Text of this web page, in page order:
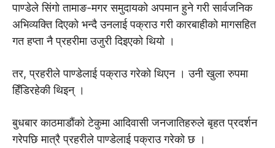
पाण्डेले सिंगो तामाङ-मगर समुदायको अपमान हुने गरी सार्वजनिक
अभिव्यक्ति दिएको भन्दै उनलाई पक्राउ गरी कारबाहीकाे मागसहित
गत हप्ता नै प्रहरीमा उजुरी दिइएको थियो ।
तर, प्रहरीले पाण्डेलाई पक्राउ गरेको थिएन । उनी खुला रुपमा
हिँडिरहेकी थिइन् ।
बुधबार काठमाडाैंकाे टेकुमा आदिवासी जनजातिहरुले बृहत प्रदर्शन
गरेपछि मात्रै प्रहरीले पाण्डेलाई पक्राउ गरेको छ ।